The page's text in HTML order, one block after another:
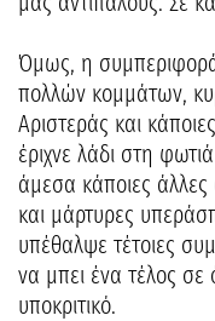
Όμως, η
πολλών κομμάτων,
Αριστεράς και
έριχνε λάδι στη
άμεσα κάποιες άλλες
και μάρτυρες
υπέθαλψε τέτοιες
να μπει ένα τέλος σε
υποκριτικό.